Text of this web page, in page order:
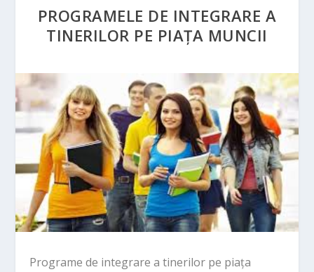
PROGRAMELE DE INTEGRARE A
TINERILOR PE PIAȚA MUNCII
Programe de integrare a tinerilor pe piața